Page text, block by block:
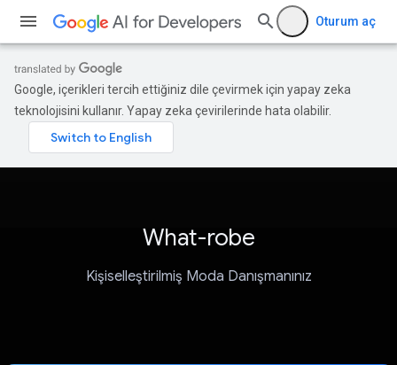
Oturum aç
Google, içerikleri tercih ettiğiniz dile çevirmek için yapay zeka
teknolojisini kullanır. Yapay zeka çevirilerinde hata olabilir.
What-robe
Kişiselleştirilmiş Moda Danışmanınız